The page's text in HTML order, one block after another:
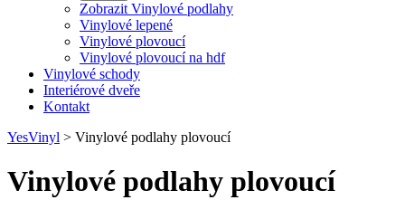
Zobrazit Vinylové podlahy
Vinylové lepené
Vinylové plovoucí
Vinylové plovoucí na hdf
Vinylové schody
Interiérové dveře
Kontakt
YesVinyl > Vinylové podlahy plovoucí
Vinylové podlahy plovoucí